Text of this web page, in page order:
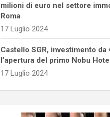
milioni di euro nel settore
Roma
17 Luglio 2024
Castello SGR, investimento
l’apertura del primo Nobu
17 Luglio 2024